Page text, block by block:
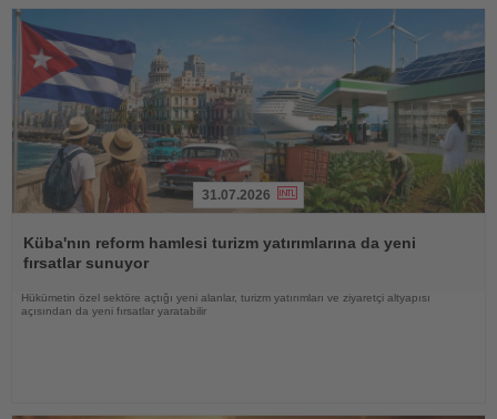
Oku
31.07.2026
Küba'nın reform hamlesi turizm yatırımlarına da yeni
fırsatlar sunuyor
Hükümetin özel sektöre açtığı yeni alanlar, turizm yatırımları ve ziyaretçi altyapısı
açısından da yeni fırsatlar yaratabilir